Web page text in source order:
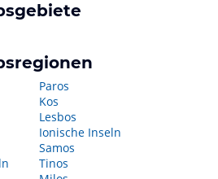
Paros
Kos
Lesbos
Ionische Inseln
Samos
Tinos